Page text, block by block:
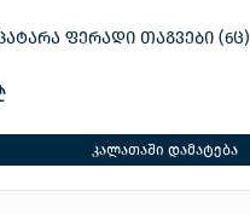
ფერადი თაგვები (6ც)
კალათაში დამატება